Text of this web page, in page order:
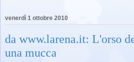
venerdì 1 ottobre 2010
da www.larena.it: L'orso
una mucca